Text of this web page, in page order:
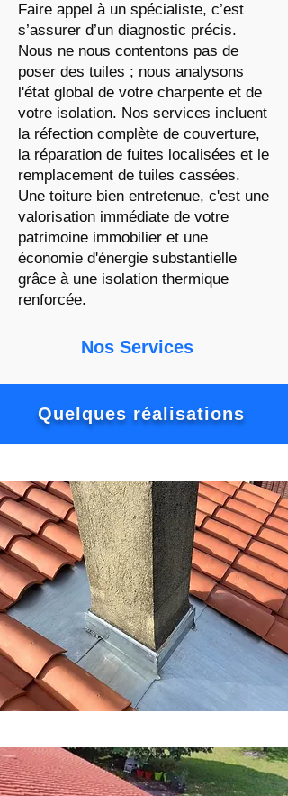
Faire appel à un spécialiste, c’est
s’assurer d’un diagnostic précis.
Nous ne nous contentons pas de
poser des tuiles ; nous analysons
l'état global de votre charpente et de
votre isolation. Nos services incluent
la réfection complète de couverture,
la réparation de fuites localisées et le
remplacement de tuiles cassées.
Une toiture bien entretenue, c'est une
valorisation immédiate de votre
patrimoine immobilier et une
économie d'énergie substantielle
grâce à une isolation thermique
renforcée.
Nos Services
Quelques réalisations